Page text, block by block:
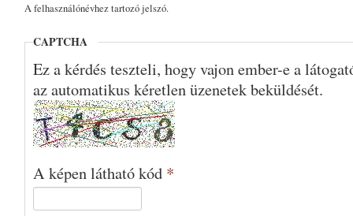
A felhasználónévhez tartozó jelszó.
CAPTCHA
Ez a kérdés teszteli, hogy vajon ember-e a
az automatikus kéretlen üzenetek beküldését.
A képen látható kód *